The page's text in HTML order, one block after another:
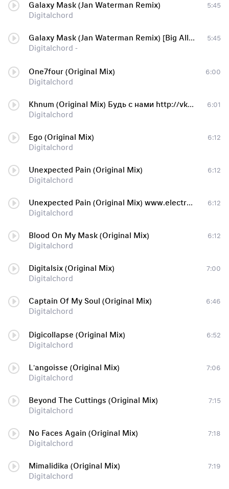
Galaxy Mask (Jan Waterman Remix)
Digitalchord
5:45
Galaxy Mask (Jan Waterman Remix) [Big Alliance Records]
Digitalchord -
5:45
One7four (Original Mix)
Digitalchord
6:00
Khnum (Original Mix) Будь с нами http://vk.com/electro_music_11
Digitalchord
6:01
Ego (Original Mix)
Digitalchord
6:12
Unexpected Pain (Original Mix)
Digitalchord
6:12
Unexpected Pain (Original Mix) www.electromusic.org.ua
Digitalchord
6:12
Blood On My Mask (Original Mix)
Digitalchord
6:12
Digitalsix (Original Mix)
Digitalchord
7:00
Captain Of My Soul (Original Mix)
Digitalchord
6:46
Digicollapse (Original Mix)
Digitalchord
6:52
L'angoisse (Original Mix)
Digitalchord
7:06
Beyond The Cuttings (Original Mix)
Digitalchord
7:15
No Faces Again (Original Mix)
Digitalchord
7:18
Mimalidika (Original Mix)
Digitalchord
7:19